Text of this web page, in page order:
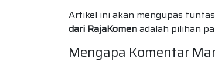
Artikel ini akan mengupas
dari RajaKomenadalah pilihan
Mengapa Komentar